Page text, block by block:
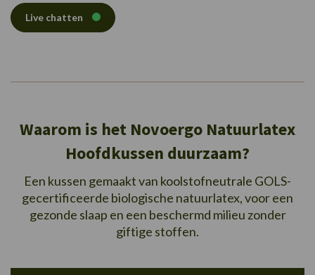
Live chatten
Waarom is het Novoergo Natuurlatex
Hoofdkussen duurzaam?
Een kussen gemaakt van koolstofneutrale GOLS-
gecertificeerde biologische natuurlatex, voor een
gezonde slaap en een beschermd milieu zonder
giftige stoffen.